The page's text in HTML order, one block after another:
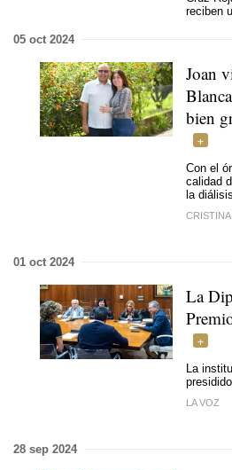
reciben
05 oct 2024
Joan
bien
Con el
calidad
la diálisis
CRISTINA
01 oct 2024
La
La
LA VOZ
28 sep 2024